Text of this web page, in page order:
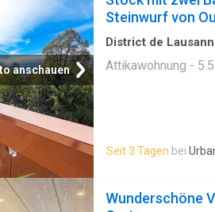
anschauen
Steinwurf von
District de
Attikawohnung -
Seit 3 Tagen bei
Wunderschöne